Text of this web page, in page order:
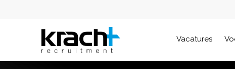
Vacatures